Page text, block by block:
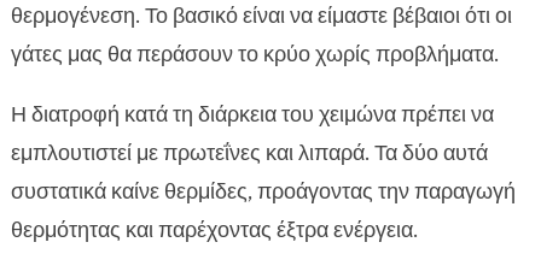
θερμογένεση. Το βασικό είναι να είμαστε βέβαιοι ότι οι
γάτες μας θα περάσουν το κρύο χωρίς προβλήματα.
Η διατροφή κατά τη διάρκεια του χειμώνα πρέπει να
εμπλουτιστεί με πρωτεΐνες και λιπαρά. Τα δύο αυτά
συστατικά καίνε θερμίδες, προάγοντας την παραγωγή
θερμότητας και παρέχοντας έξτρα ενέργεια.